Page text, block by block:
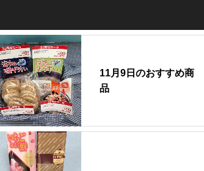
11月9日のおすすめ商
品